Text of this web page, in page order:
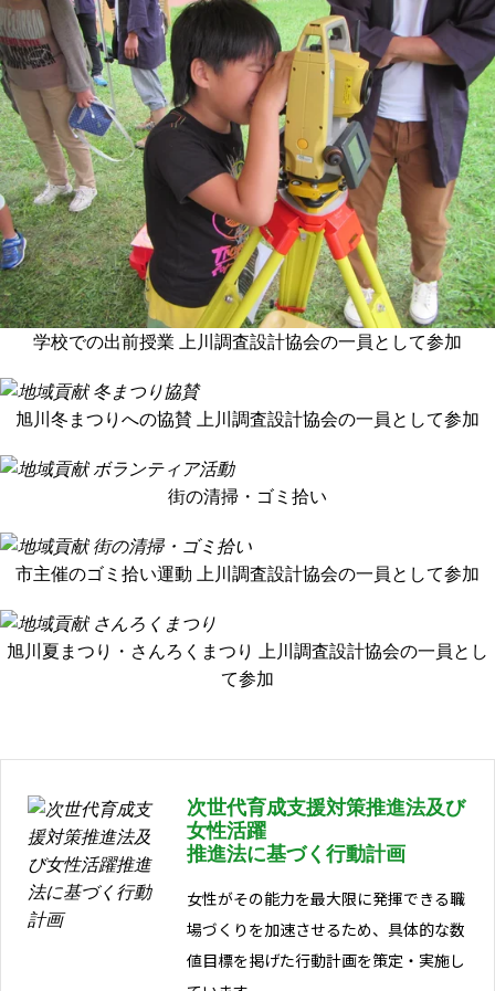
学校での出前授業 上川調査設計協会の一員として参加
旭川冬まつりへの協賛 上川調査設計協会の一員として参加
街の清掃・ゴミ拾い
市主催のゴミ拾い運動 上川調査設計協会の一員として参加
旭川夏まつり・さんろくまつり 上川調査設計協会の一員とし
て参加
次世代育成支援対策推進法及び
女性活躍
推進法に基づく行動計画
女性がその能力を最大限に発揮できる職
場づくりを加速させるため、具体的な数
値目標を掲げた行動計画を策定・実施し